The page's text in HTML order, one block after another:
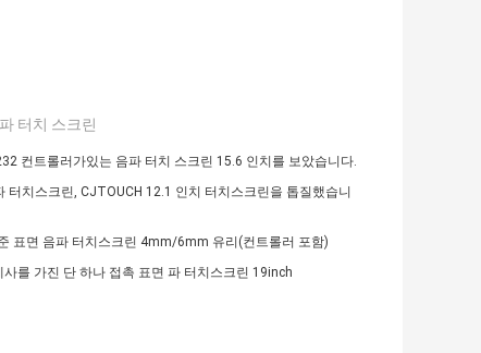
터치 스크린
컨트롤러가있는 음파 터치 스크린 15.6 인치를 보았습니다.
터치스크린, CJTOUCH 12.1 인치 터치스크린을 톱질했습니
표면 음파 터치스크린 4mm/6mm 유리(컨트롤러 포함)
사를 가진 단 하나 접촉 표면 파 터치스크린 19inch